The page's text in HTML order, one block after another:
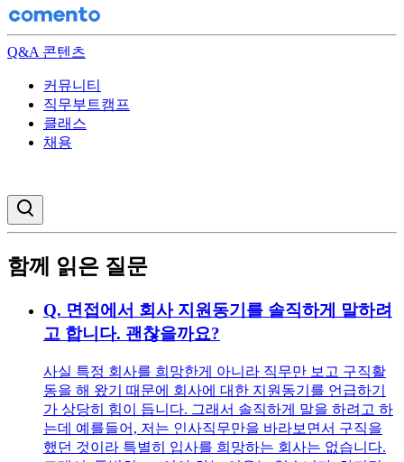
Q&A 콘텐츠
커뮤니티
직무부트캠프
클래스
채용
함께 읽은 질문
Q. 면접에서 회사 지원동기를 솔직하게 말하려
고 합니다. 괜찮을까요?
사실 특정 회사를 희망한게 아니라 직무만 보고 구직활
동을 해 왔기 때문에 회사에 대한 지원동기를 언급하기
가 상당히 힘이 듭니다. 그래서 솔직하게 말을 하려고 하
는데 예를들어, 저는 인사직무만을 바라보면서 구직을
했던 것이라 특별히 입사를 희망하는 회사는 없습니다.